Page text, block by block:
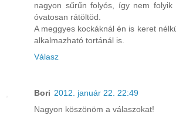
nagyon sűrűn folyós, így nem
óvatosan rátöltöd.
A meggyes kockáknál én is keret
alkalmazható tortánál is.
Válasz
Bori 2012. január 22. 22:49
Nagyon köszönöm a válaszokat!